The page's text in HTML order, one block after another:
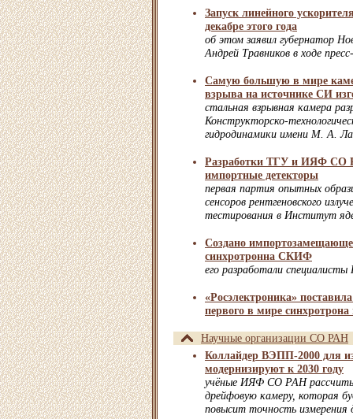
Запуск линейного
декабре этого года
об этом заявил губернатор
Андрей Травников в ходе
Самую большую в мире
взрыва на источнике СИ
стальная взрывная камера
Конструкторско-
гидродинамики имени М. А.
Разработки ТГУ и ИЯФ СО
импортные детекторы
первая партия опытных
сенсоров рентгеновского
тестирования в Институт
Создано
синхротронна СКИФ
его разработали
«Росэлектроника»
первого в мире
Научные организации СО РАН
Коллайдер ВЭПП-2000 для
модернизируют к 2030 году
учёные ИЯФ СО РАН
дрейфовую камеру, которая
повысит точность измерения